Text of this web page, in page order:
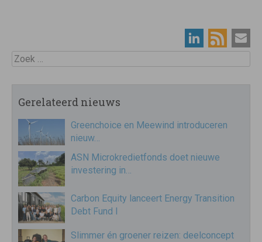
Zoek
Gerelateerd nieuws
Greenchoice en Meewind introduceren
nieuw…
ASN Microkredietfonds doet nieuwe
investering in…
Carbon Equity lanceert Energy Transition
Debt Fund I
Slimmer én groener reizen: deelconcept